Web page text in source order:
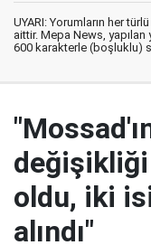
UYARI: Yorumların her
aittir. Mepa News,
600 karakterle (boşluklu)
değişikliği
oldu, iki
alındı"